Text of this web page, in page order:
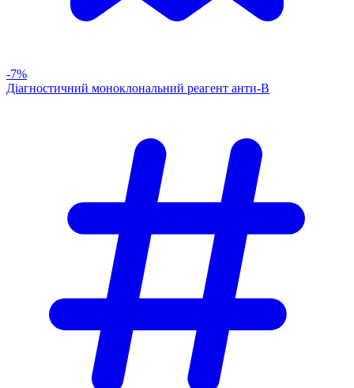
-7%
Діагностичний моноклональний реагент анти-В